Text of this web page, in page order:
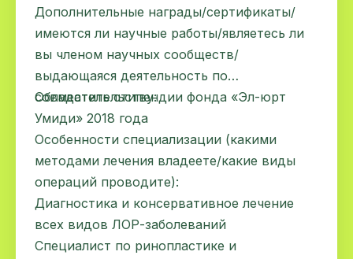
Дополнительные награды/сертификаты/
имеются ли научные работы/являетесь ли
вы членом научных сообществ/
выдающаяся деятельность по
совместительству:
Обладатель стипендии фонда «Эл-юрт
Умиди» 2018 года
Особенности специализации (какими
методами лечения владеете/какие виды
операций проводите):
Диагностика и консервативное лечение
всех видов ЛОР-заболеваний
Специалист по ринопластике и